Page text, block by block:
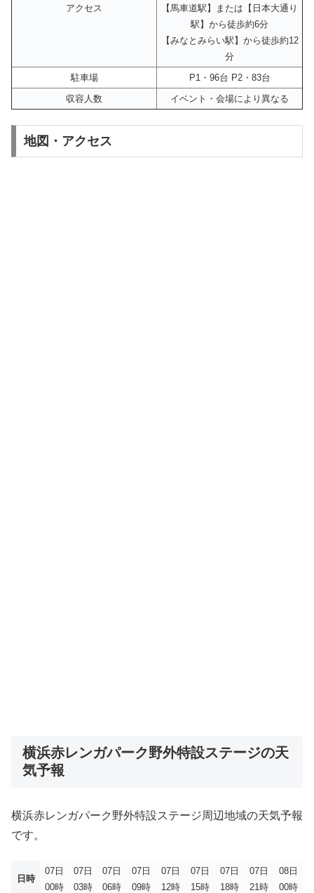
アクセス
【馬車道駅】または【日本大通り
駅】から徒歩約6分
【みなとみらい駅】から徒歩約12
分
駐車場
P1・96台 P2・83台
収容人数
イベント・会場により異なる
地図・アクセス
横浜赤レンガパーク野外特設ステージの天
気予報
横浜赤レンガパーク野外特設ステージ周辺地域の天気予報
です。
日時
07日
00時
07日
03時
07日
06時
07日
09時
07日
12時
07日
15時
07日
18時
07日
21時
08日
00時